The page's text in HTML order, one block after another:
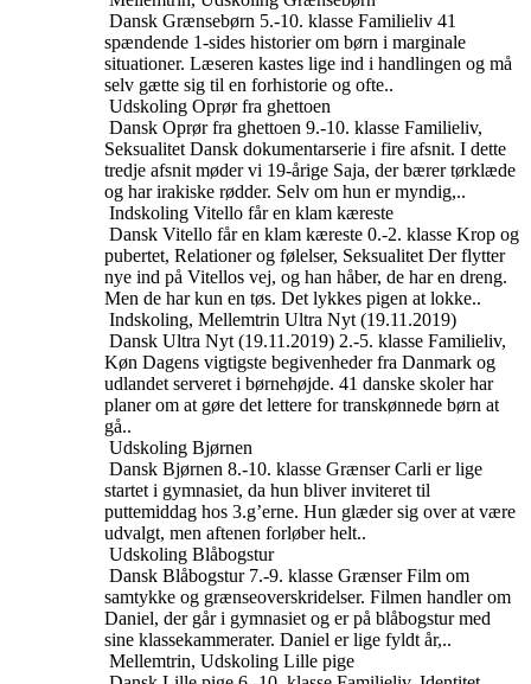
Dansk Grænsebørn 5.-10. klasse Familieliv 41
spændende 1-sides historier om børn i marginale
situationer. Læseren kastes lige ind i handlingen og må
selv gætte sig til en forhistorie og ofte..
Udskoling Oprør fra ghettoen
Dansk Oprør fra ghettoen 9.-10. klasse Familieliv,
Seksualitet Dansk dokumentarserie i fire afsnit. I dette
tredje afsnit møder vi 19-årige Saja, der bærer tørklæde
og har irakiske rødder. Selv om hun er myndig,..
Indskoling Vitello får en klam kæreste
Dansk Vitello får en klam kæreste 0.-2. klasse Krop og
pubertet, Relationer og følelser, Seksualitet Der flytter
nye ind på Vitellos vej, og han håber, de har en dreng.
Men de har kun en tøs. Det lykkes pigen at lokke..
Indskoling, Mellemtrin Ultra Nyt (19.11.2019)
Dansk Ultra Nyt (19.11.2019) 2.-5. klasse Familieliv,
Køn Dagens vigtigste begivenheder fra Danmark og
udlandet serveret i børnehøjde. 41 danske skoler har
planer om at gøre det lettere for transkønnede børn at
gå..
Udskoling Bjørnen
Dansk Bjørnen 8.-10. klasse Grænser Carli er lige
startet i gymnasiet, da hun bliver inviteret til
puttemiddag hos 3.g’erne. Hun glæder sig over at være
udvalgt, men aftenen forløber helt..
Udskoling Blåbogstur
Dansk Blåbogstur 7.-9. klasse Grænser Film om
samtykke og grænseoverskridelser. Filmen handler om
Daniel, der går i gymnasiet og er på blåbogstur med
sine klassekammerater. Daniel er lige fyldt år,..
Mellemtrin, Udskoling Lille pige